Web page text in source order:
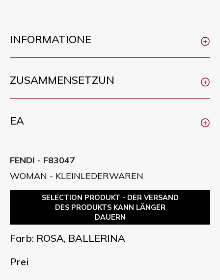
INFORMATIONE
ZUSAMMENSETZUN
EA
FENDI - F83047
WOMAN - KLEINLEDERWAREN
SELECTION PRODUKT - DER VERSAND
DES PRODUKTS KANN LÄNGER
DAUERN
Farb: ROSA, BALLERINA
Prei